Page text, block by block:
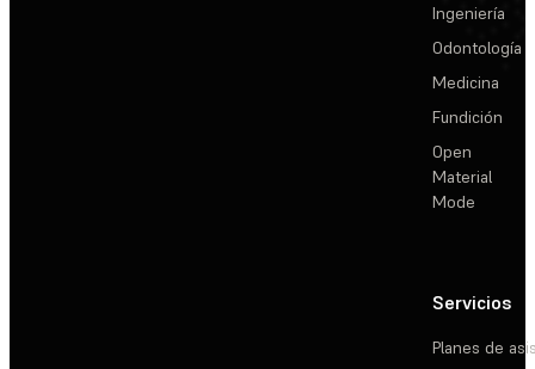
Ingeniería
Odontología
Medicina
Fundición
Open
Material
Mode
Servicios
Planes de